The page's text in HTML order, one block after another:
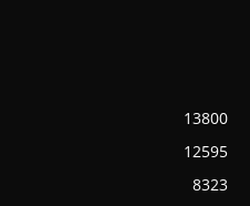
13800
12595
8323